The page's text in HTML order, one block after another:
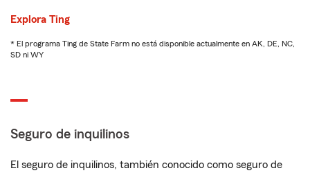
Explora Ting
* El programa Ting de State Farm no está disponible actualmente en AK, DE, NC,
SD ni WY
Seguro de inquilinos
El seguro de inquilinos, también conocido como seguro de